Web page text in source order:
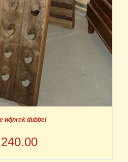
wijnrek dubbel
240.00